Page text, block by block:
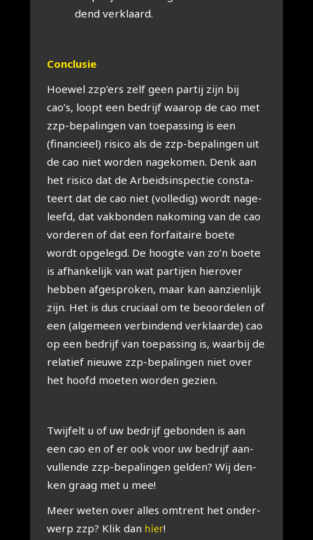
dend ver­klaard.
Con­clu­sie
Hoe­wel zzp’ers zelf geen par­tij zijn bij
cao’s, loopt een bedrijf waar­op de cao met
zzp-bepa­lin­gen van toe­pas­sing is een
(finan­ci­eel) risi­co als de zzp-bepa­lin­gen uit
de cao niet wor­den nage­ko­men. Denk aan
het risi­co dat de Arbeids­in­spec­tie con­sta­
teert dat de cao niet (vol­le­dig) wordt nage­
leefd, dat vak­bon­den nako­ming van de cao
vor­de­ren of dat een for­fai­tai­re boe­te
wordt opge­legd. De hoog­te van zo’n boe­te
is afhan­ke­lijk van wat par­tij­en hier­over
heb­ben afge­spro­ken, maar kan aan­zien­lijk
zijn. Het is dus cru­ci­aal om te beoor­de­len of
een (alge­meen ver­bin­dend ver­klaar­de) cao
op een bedrijf van toe­pas­sing is, waar­bij de
rela­tief nieu­we zzp-bepa­lin­gen niet over
het hoofd moe­ten wor­den gezien.
Twij­felt u of uw bedrijf gebon­den is aan
een cao en of er ook voor uw bedrijf aan­
vul­len­de zzp-bepa­lin­gen gel­den? Wij den­
ken graag met u mee!
Meer weten over alles omtrent het onder­
werp zzp? Klik dan hier!